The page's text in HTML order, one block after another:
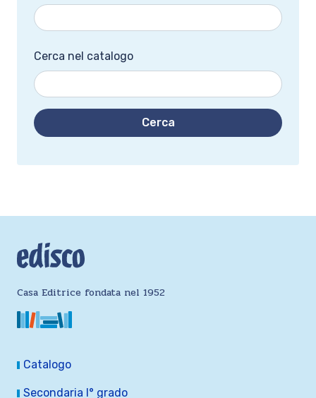
Cerca nel catalogo
Cerca
Casa Editrice fondata nel 1952
Catalogo
Secondaria I° grado